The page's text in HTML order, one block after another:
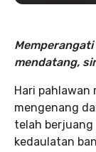
Memperangati
mendatang,
Hari
mengenang
telah berjuang
kedaulatan